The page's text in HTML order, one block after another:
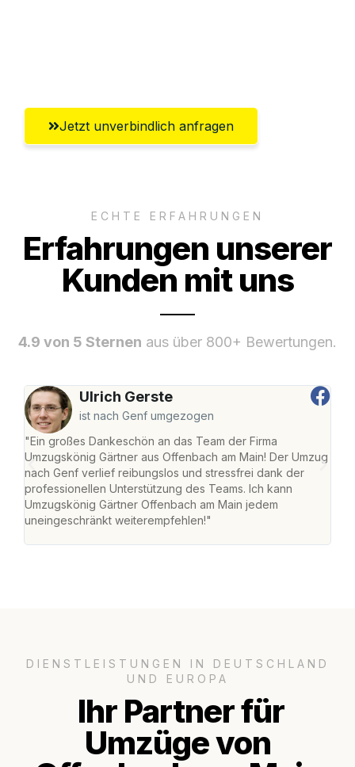
Jetzt unverbindlich anfragen
ECHTE ERFAHRUNGEN
Erfahrungen unserer
Kunden mit uns
4.9 von 5 Sternen aus über 800+ Bewertungen.
Ulrich Gerste
ist nach Genf umgezogen
"Ein großes Dankeschön an das Team der Firma
Umzugskönig Gärtner aus Offenbach am Main! Der Umzug
nach Genf verlief reibungslos und stressfrei dank der
professionellen Unterstützung des Teams. Ich kann
Umzugskönig Gärtner Offenbach am Main jedem
uneingeschränkt weiterempfehlen!"
DIENSTLEISTUNGEN IN DEUTSCHLAND
UND EUROPA
Ihr Partner für
Umzüge von